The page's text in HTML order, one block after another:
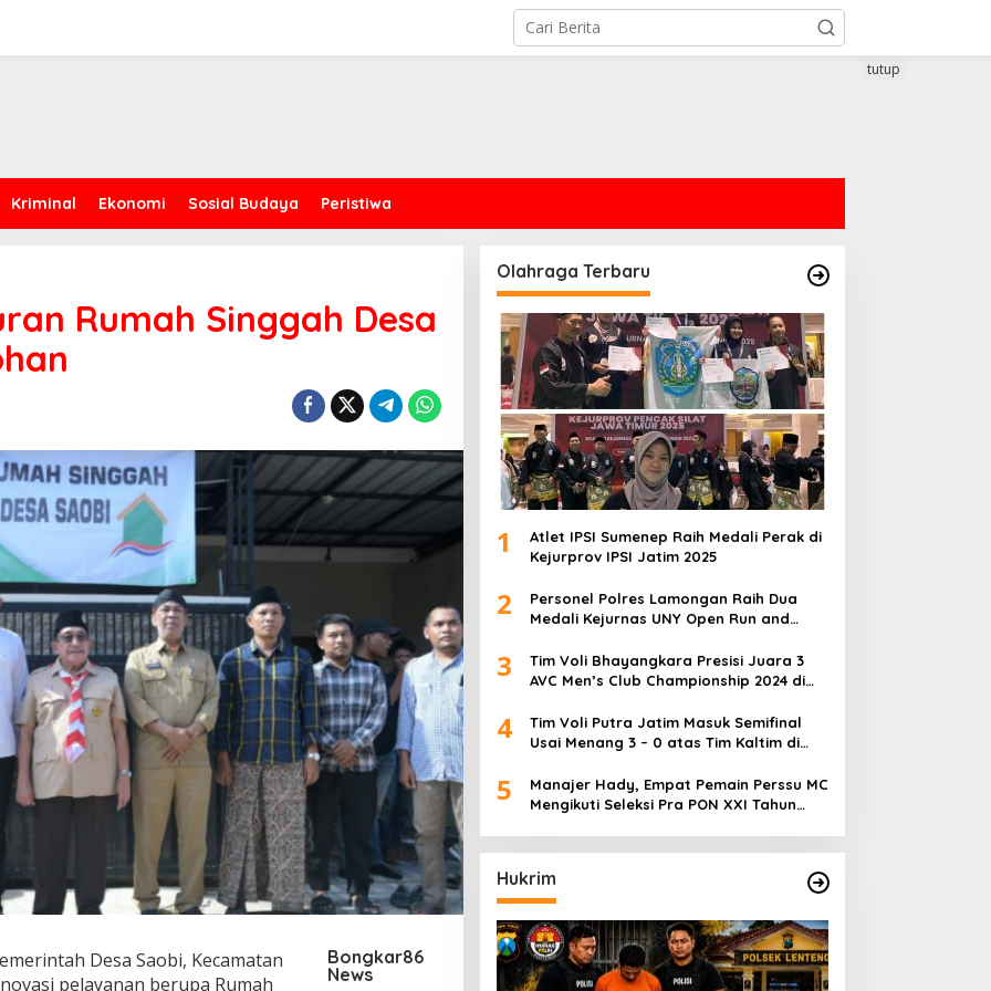
Kriminal Ekonomi Sosial Budaya Peristiwa
tutup
Rumah Singgah Desa
Desa Saobi, Kecamatan
pelayanan berupa Rumah
Bongkar86
News
Olahraga Terbaru
1
Atlet IPSI Sumenep Raih Medali Perak di
Kejurprov IPSI Jatim 2025
2
Personel Polres Lamongan Raih Dua
Medali Kejurnas UNY Open Run and
3
Tim Voli Bhayangkara Presisi Juara 3
AVC Men’s Club Championship 2024 di
4
Tim Voli Putra Jatim Masuk Semifinal
Usai Menang 3 – 0 atas Tim Kaltim di
5
Manajer Hady, Empat Pemain Perssu MC
Mengikuti Seleksi Pra PON XXI Tahun
Hukrim